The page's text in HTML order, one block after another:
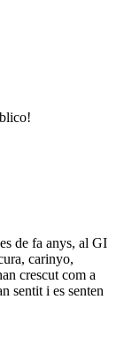
de fa anys, al GI
carinyo,
crescut com a
sentit i es senten